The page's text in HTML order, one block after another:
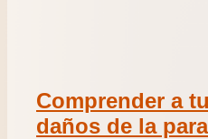
Comprender a
daños de la